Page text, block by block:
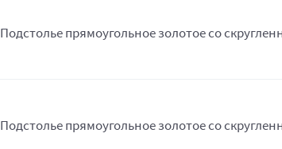
Подстолье прямоугольное золотое со
Подстолье прямоугольное золотое со